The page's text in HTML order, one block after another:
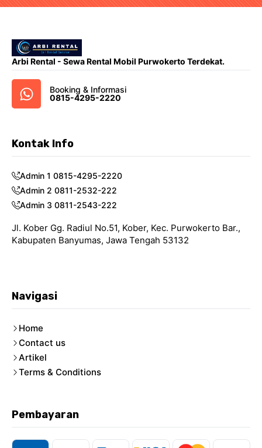
Arbi Rental - Sewa Rental Mobil Purwokerto Terdekat.
Booking & Informasi
0815-4295-2220
Kontak Info
Admin 1 0815-4295-2220
Admin 2 0811-2532-222
Admin 3 0811-2543-222
Jl. Kober Gg. Radiul No.51, Kober, Kec. Purwokerto Bar.,
Kabupaten Banyumas, Jawa Tengah 53132
Navigasi
Home
Contact us
Artikel
Terms & Conditions
Pembayaran